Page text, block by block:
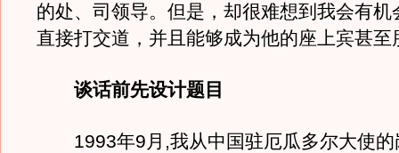
的处、司领导。但是，却很难想到我会有机
直接打交道，并且能够成为他的座上宾甚至
谈话前先设计题目
1993年9月,我从中国驻厄瓜多尔大使的